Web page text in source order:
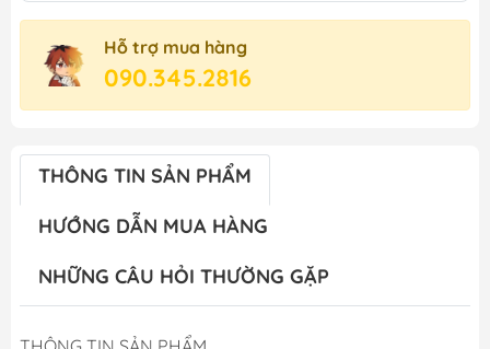
Hỗ trợ mua hàng
090.345.2816
THÔNG TIN SẢN PHẨM
HƯỚNG DẪN MUA HÀNG
NHỮNG CÂU HỎI THƯỜNG GẶP